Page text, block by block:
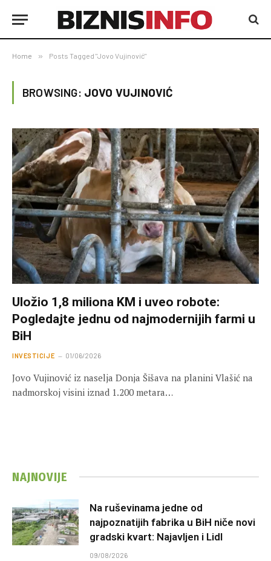
Home » Posts Tagged "Jovo Vujinović"
BROWSING: JOVO VUJINOVIĆ
Uložio 1,8 miliona KM i uveo robote:
Pogledajte jednu od najmodernijih farmi u
BiH
INVESTICIJE 01/06/2026
Jovo Vujinović iz naselja Donja Šišava na planini Vlašić na
nadmorskoj visini iznad 1.200 metara…
NAJNOVIJE
Na ruševinama jedne od
najpoznatijih fabrika u BiH niče novi
gradski kvart: Najavljen i Lidl
09/08/2026